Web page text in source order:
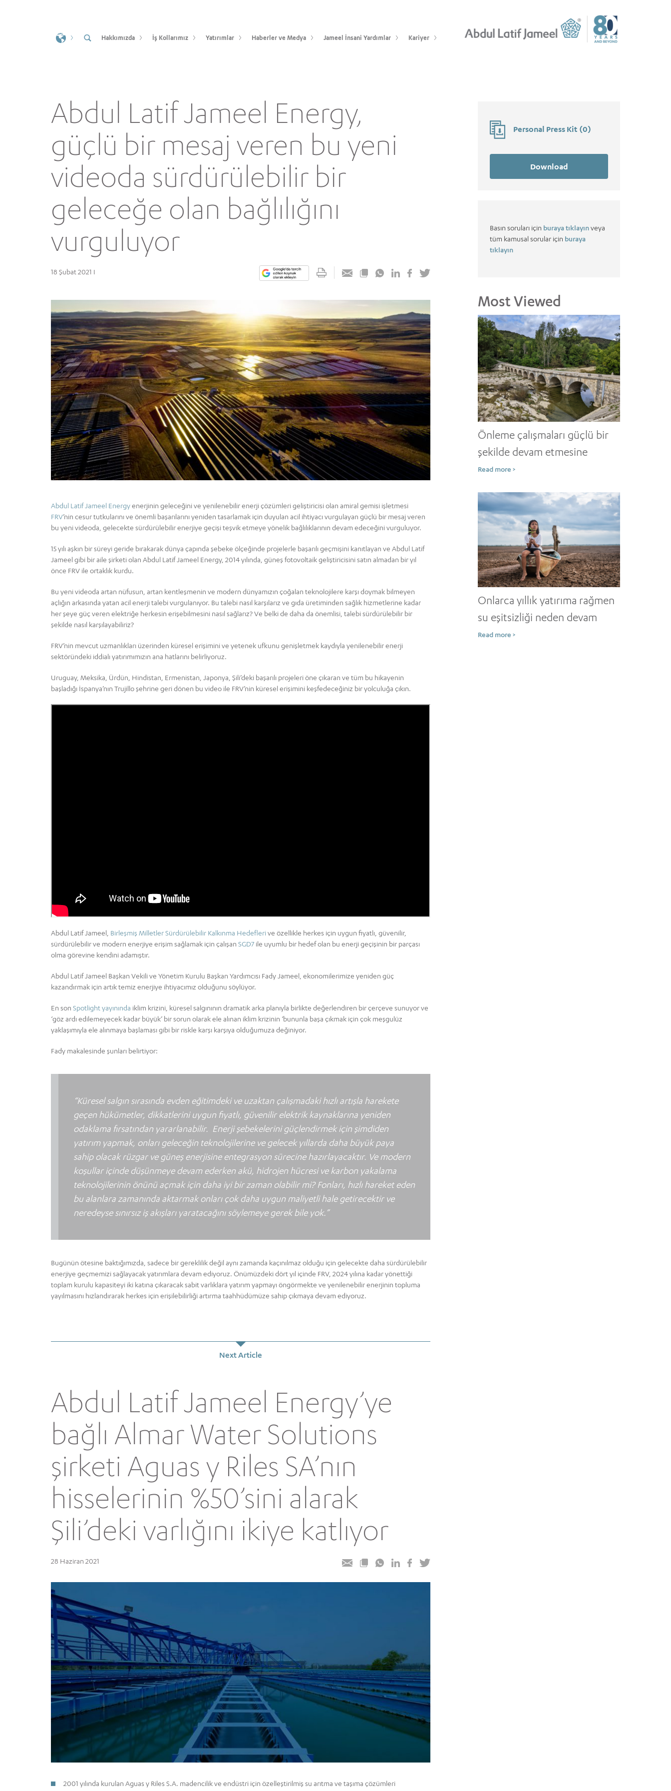
Hakkımızda İş Kollarımız Yatırımlar Haberler ve Medya Jameel İnsani Yardımlar Kariyer
Abdul Latif Jameel Energy,
güçlü bir mesaj veren bu yeni
videoda sürdürülebilir bir
geleceğe olan bağlılığını
vurguluyor
18 Şubat 2021 I
Abdul Latif Jameel Energyenerjinin geleceğini ve yenilenebilir enerji çözümleri geliştiricisi olan amiral gemisi işletmesi
FRV’nin cesur tutkularını ve önemli başarılarını yeniden tasarlamak için duyulan acil ihtiyacı vurgulayan güçlü bir mesaj veren
bu yeni videoda, gelecekte sürdürülebilir enerjiye geçişi teşvik etmeye yönelik bağlılıklarının devam edeceğini vurguluyor.
15 yılı aşkın bir süreyi geride bırakarak dünya çapında şebeke ölçeğinde projelerle başarılı geçmişini kanıtlayan ve Abdul Latif
Jameel gibi bir aile şirketi olan Abdul Latif Jameel Energy, 2014 yılında, güneş fotovoltaik geliştiricisini satın almadan bir yıl
önce FRV ile ortaklık kurdu.
Bu yeni videoda artan nüfusun, artan kentleşmenin ve modern dünyamızın çoğalan teknolojilere karşı doymak bilmeyen
açlığın arkasında yatan acil enerji talebi vurgulanıyor. Bu talebi nasıl karşılarız ve gıda üretiminden sağlık hizmetlerine kadar
her şeye güç veren elektriğe herkesin erişebilmesini nasıl sağlarız? Ve belki de daha da önemlisi, talebi sürdürülebilir bir
şekilde nasıl karşılayabiliriz?
FRV’nin mevcut uzmanlıkları üzerinden küresel erişimini ve yetenek ufkunu genişletmek kaydıyla yenilenebilir enerji
sektöründeki iddialı yatırımımızın ana hatlarını belirliyoruz.
Uruguay, Meksika, Ürdün, Hindistan, Ermenistan, Japonya, Şili’deki başarılı projeleri öne çıkaran ve tüm bu hikayenin
başladığı İspanya’nın Trujillo şehrine geri dönen bu video ile FRV’nin küresel erişimini keşfedeceğiniz bir yolculuğa çıkın.
Abdul Latif Jameel, Birleşmiş Milletler Sürdürülebilir Kalkınma Hedeflerive özellikle herkes için uygun fiyatlı, güvenilir,
sürdürülebilir ve modern enerjiye erişim sağlamak için çalışan SGD7 ile uyumlu bir hedef olan bu enerji geçişinin bir parçası
olma görevine kendini adamıştır.
Abdul Latif Jameel Başkan Vekili ve Yönetim Kurulu Başkan Yardımcısı Fady Jameel, ekonomilerimize yeniden güç
kazandırmak için artık temiz enerjiye ihtiyacımız olduğunu söylüyor.
En son Spotlight yayınında iklim krizini, küresel salgınının dramatik arka planıyla birlikte değerlendiren bir çerçeve sunuyor ve
‘göz ardı edilemeyecek kadar büyük’ bir sorun olarak ele alınan iklim krizinin ‘bununla başa çıkmak için çok meşgulüz
yaklaşımıyla ele alınmaya başlaması gibi bir riskle karşı karşıya olduğumuza değiniyor.
Fady makalesinde şunları belirtiyor:
“Küresel salgın sırasında evden eğitimdeki ve uzaktan çalışmadaki hızlı artışla harekete
geçen hükümetler, dikkatlerini uygun fiyatlı, güvenilir elektrik kaynaklarına yeniden
odaklama fırsatından yararlanabilir. Enerji şebekelerini güçlendirmek için şimdiden
yatırım yapmak, onları geleceğin teknolojilerine ve gelecek yıllarda daha büyük paya
sahip olacak rüzgar ve güneş enerjisine entegrasyon sürecine hazırlayacaktır. Ve modern
koşullar içinde düşünmeye devam ederken akü, hidrojen hücresi ve karbon yakalama
teknolojilerinin önünü açmak için daha iyi bir zaman olabilir mi? Fonları, hızlı hareket eden
bu alanlara zamanında aktarmak onları çok daha uygun maliyetli hale getirecektir ve
neredeyse sınırsız iş akışları yaratacağını söylemeye gerek bile yok.”
Bugünün ötesine baktığımızda, sadece bir gereklilik değil aynı zamanda kaçınılmaz olduğu için gelecekte daha sürdürülebilir
enerjiye geçmemizi sağlayacak yatırımlara devam ediyoruz. Önümüzdeki dört yıl içinde FRV, 2024 yılına kadar yönettiği
toplam kurulu kapasiteyi iki katına çıkaracak sabit varlıklara yatırım yapmayı öngörmekte ve yenilenebilir enerjinin topluma
yayılmasını hızlandırarak herkes için erişilebilirliği artırma taahhüdümüze sahip çıkmaya devam ediyoruz.
Next Article
Abdul Latif Jameel Energy’ye
bağlı Almar Water Solutions
şirketi Aguas y Riles SA’nın
hisselerinin %50’sini alarak
Şili’deki varlığını ikiye katlıyor
28 Haziran 2021
2001 yılında kurulan Aguas y Riles S.A. madencilik ve endüstri için özelleştirilmiş su arıtma ve taşıma çözümleri
Personal Press Kit (0)
Download
Basın soruları için buraya tıklayınveya
tüm kamusal sorular için buraya
tıklayın
Most Viewed
Önleme çalışmaları güçlü bir
şekilde devam etmesine
rağmen kuraklık neden
Read more >
Onlarca yıllık yatırıma rağmen
su eşitsizliği neden devam
ediyor?
Read more >